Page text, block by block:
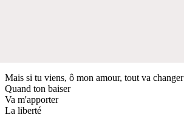
Mais si tu viens, ô mon amour, tout va changer
Quand ton baiser
Va m'apporter
La liberté